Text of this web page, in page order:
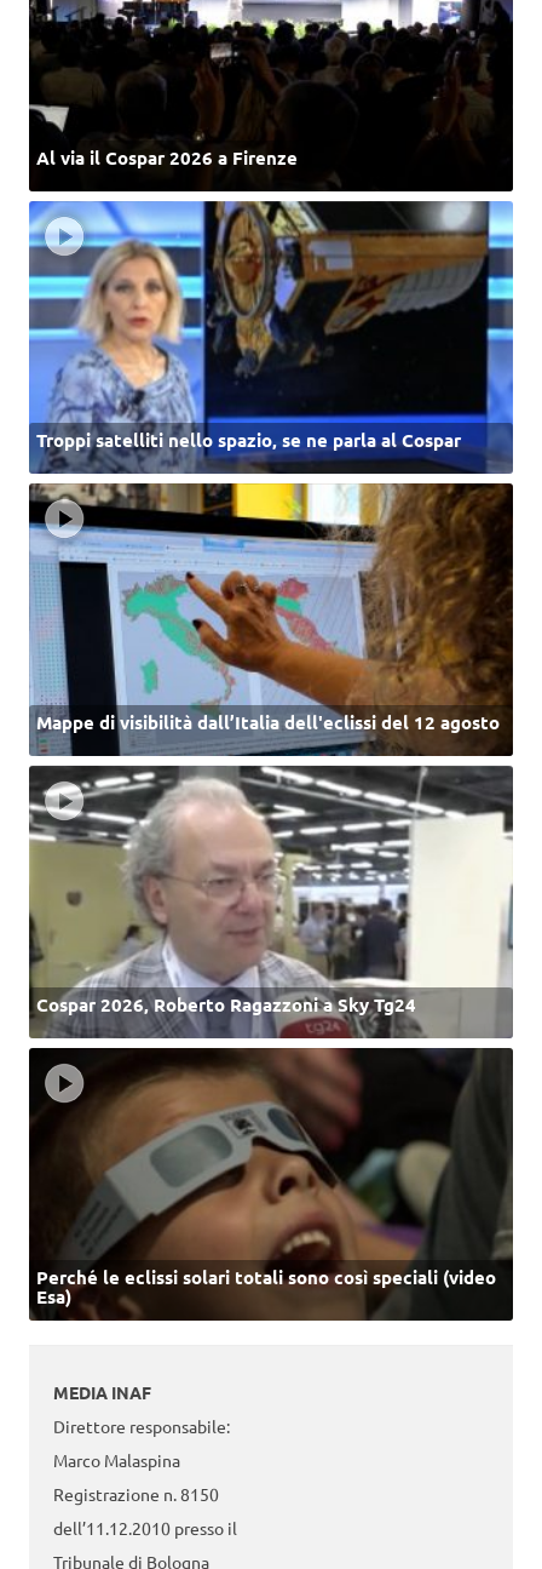
Al via il Cospar 2026 a Firenze
Troppi satelliti nello spazio, se ne parla al Cospar
Mappe di visibilità dall’Italia dell'eclissi del 12 agosto
Cospar 2026, Roberto Ragazzoni a Sky Tg24
Perché le eclissi solari totali sono così speciali (video
Esa)
MEDIA INAF
Direttore responsabile:
Marco Malaspina
Registrazione n. 8150
dell’11.12.2010 presso il
Tribunale di Bologna